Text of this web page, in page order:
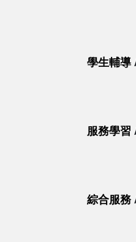
學生輔導
服務學習
綜合服務